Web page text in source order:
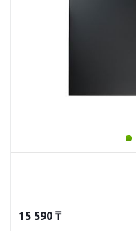
15 590 ₸